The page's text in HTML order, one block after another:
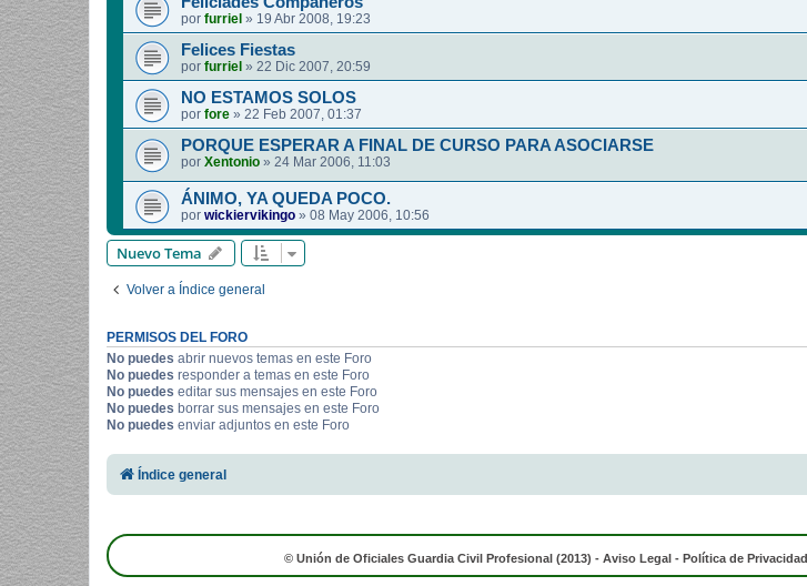
por furriel » 19 Abr 2008, 19:23
Felices Fiestas
por furriel » 22 Dic 2007, 20:59
NO ESTAMOS SOLOS
por fore » 22 Feb 2007, 01:37
PORQUE ESPERAR A FINAL DE CURSO PARA ASOCIARSE
por Xentonio » 24 Mar 2006, 11:03
ÁNIMO, YA QUEDA POCO.
por wickiervikingo » 08 May 2006, 10:56
Nuevo Tema
Volver a Índice general
PERMISOS DEL FORO
No puedes abrir nuevos temas en este Foro
No puedes responder a temas en este Foro
No puedes editar sus mensajes en este Foro
No puedes borrar sus mensajes en este Foro
No puedes enviar adjuntos en este Foro
Índice general
© Unión de Oficiales Guardia Civil Profesional (2013) - Aviso Legal - Política de Privacidad